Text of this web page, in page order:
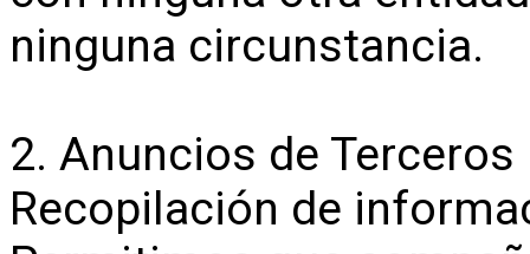
ninguna circunstancia.
2. Anuncios de Terceros
Recopilación de